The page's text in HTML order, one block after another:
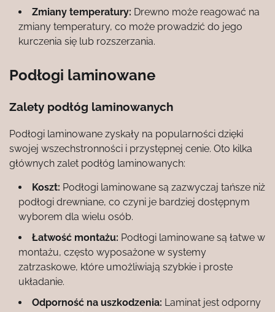
Zmiany temperatury: Drewno może reagować na
zmiany temperatury, co może prowadzić do jego
kurczenia się lub rozszerzania.
Podłogi laminowane
Zalety podłóg laminowanych
Podłogi laminowane zyskały na popularności dzięki
swojej wszechstronności i przystępnej cenie. Oto kilka
głównych zalet podłóg laminowanych:
Koszt: Podłogi laminowane są zazwyczaj tańsze niż
podłogi drewniane, co czyni je bardziej dostępnym
wyborem dla wielu osób.
Łatwość montażu: Podłogi laminowane są łatwe w
montażu, często wyposażone w systemy
zatrzaskowe, które umożliwiają szybkie i proste
układanie.
Odporność na uszkodzenia: Laminat jest odporny